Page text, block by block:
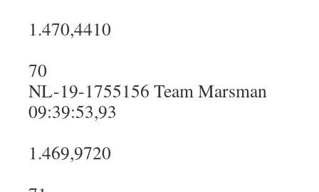
1.470,4410
70
NL-19-1755156 Team Marsman
09:39:53,93
1.469,9720